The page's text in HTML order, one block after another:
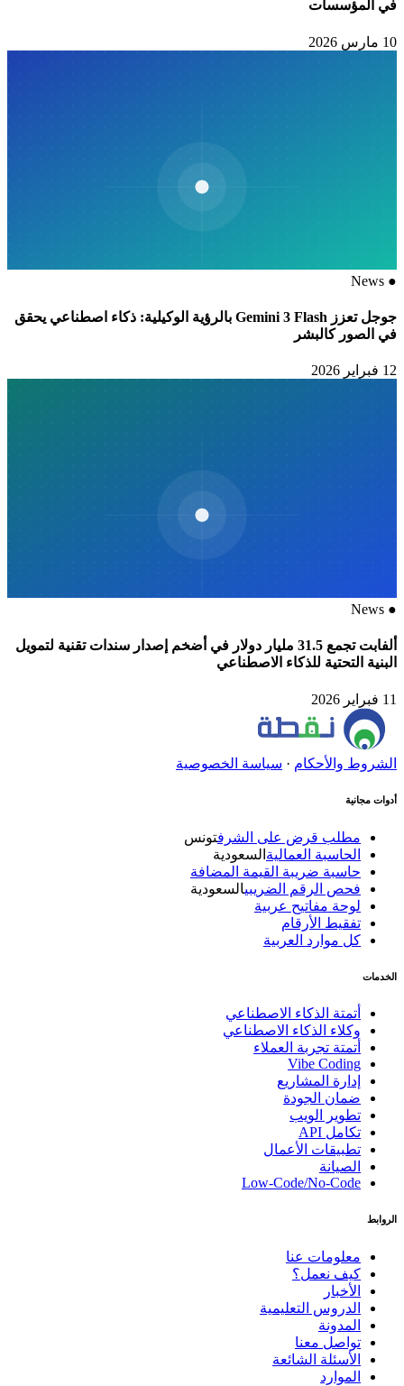
في المؤسسات
10 مارس 2026
●
News
جوجل تعزز Gemini 3 Flash بالرؤية الوكيلية: ذكاء اصطناعي يحقق
في الصور كالبشر
12 فبراير 2026
●
News
ألفابت تجمع 31.5 مليار دولار في أضخم إصدار سندات تقنية لتمويل
البنية التحتية للذكاء الاصطناعي
11 فبراير 2026
الشروط والأحكام· سياسة الخصوصية
أدوات مجانية
مطلب قرض على الشرف تونس
الحاسبة العماليةالسعودية
حاسبة ضريبة القيمة المضافة
فحص الرقم الضريبيالسعودية
لوحة مفاتيح عربية
تفقيط الأرقام
كل موارد العربية
الخدمات
أتمتة الذكاء الاصطناعي
وكلاء الذكاء الاصطناعي
أتمتة تجربة العملاء
Vibe Coding
إدارة المشاريع
ضمان الجودة
تطوير الويب
تكامل API
تطبيقات الأعمال
الصيانة
Low-Code/No-Code
الروابط
معلومات عنا
كيف نعمل؟
الأخبار
الدروس التعليمية
المدونة
تواصل معنا
الأسئلة الشائعة
الموارد